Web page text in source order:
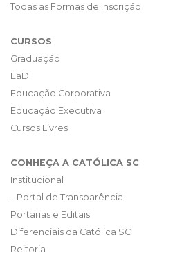
Todas as Formas de Inscrição
CURSOS
Graduação
EaD
Educação Corporativa
Educação Executiva
Cursos Livres
CONHEÇA A CATÓLICA SC
Institucional
– Portal de Transparência
Portarias e Editais
Diferenciais da Católica SC
Reitoria